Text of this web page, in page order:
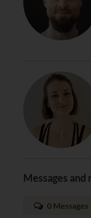
Messages and
0 Messages